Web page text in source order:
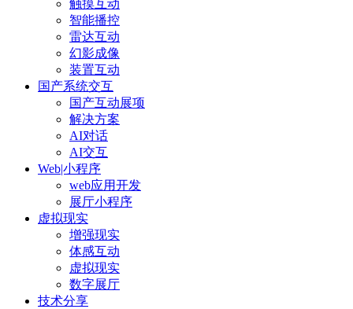
触摸互动
智能播控
雷达互动
幻影成像
装置互动
国产系统交互
国产互动展项
解决方案
AI对话
AI交互
Web|小程序
web应用开发
展厅小程序
虚拟现实
增强现实
体感互动
虚拟现实
数字展厅
技术分享